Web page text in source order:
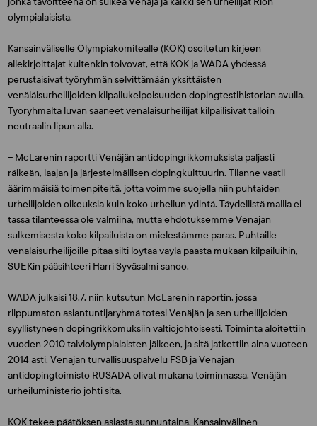
olympialaisista.
Kansainväliselle Olympiakomitealle (KOK) osoitetun kirjeen
allekirjoittajat kuitenkin toivovat, että KOK ja WADA yhdessä
perustaisivat työryhmän selvittämään yksittäisten
venäläisurheilijoiden kilpailukelpoisuuden dopingtestihistorian avulla.
Työryhmältä luvan saaneet venäläisurheilijat kilpailisivat tällöin
neutraalin lipun alla.
– McLarenin raportti Venäjän antidopingrikkomuksista paljasti
räikeän, laajan ja järjestelmällisen dopingkulttuurin. Tilanne vaatii
äärimmäisiä toimenpiteitä, jotta voimme suojella niin puhtaiden
urheilijoiden oikeuksia kuin koko urheilun ydintä. Täydellistä mallia ei
tässä tilanteessa ole valmiina, mutta ehdotuksemme Venäjän
sulkemisesta koko kilpailuista on mielestämme paras. Puhtaille
venäläisurheilijoille pitää silti löytää väylä päästä mukaan kilpailuihin,
SUEKin pääsihteeri Harri Syväsalmisanoo.
WADA julkaisi 18.7. niin kutsutun McLarenin raportin, jossa
riippumaton asiantuntijaryhmä totesi Venäjän ja sen urheilijoiden
syyllistyneen dopingrikkomuksiin valtiojohtoisesti. Toiminta aloitettiin
vuoden 2010 talviolympialaisten jälkeen, ja sitä jatkettiin aina vuoteen
2014 asti. Venäjän turvallisuuspalvelu FSB ja Venäjän
antidopingtoimisto RUSADA olivat mukana toiminnassa. Venäjän
urheiluministeriö johti sitä.
KOK tekee päätöksen asiasta sunnuntaina. Kansainvälinen